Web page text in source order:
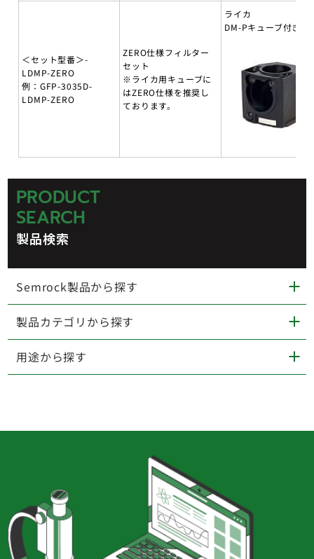
＜セット型番＞-
LDMP-ZERO
例：GFP-3035D-
LDMP-ZERO
ZERO仕様フィルター
セット
※ライカ用キューブに
はZERO仕様を推奨し
ております。
ライカ
DM-Pキューブ付き
PRODUCT
SEARCH
製品検索
Semrock製品から探す
製品カテゴリから探す
用途から探す